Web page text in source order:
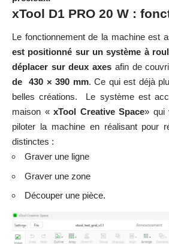
obligatoire.
Le principe de la machine est simple
rend son utilisation bien plus